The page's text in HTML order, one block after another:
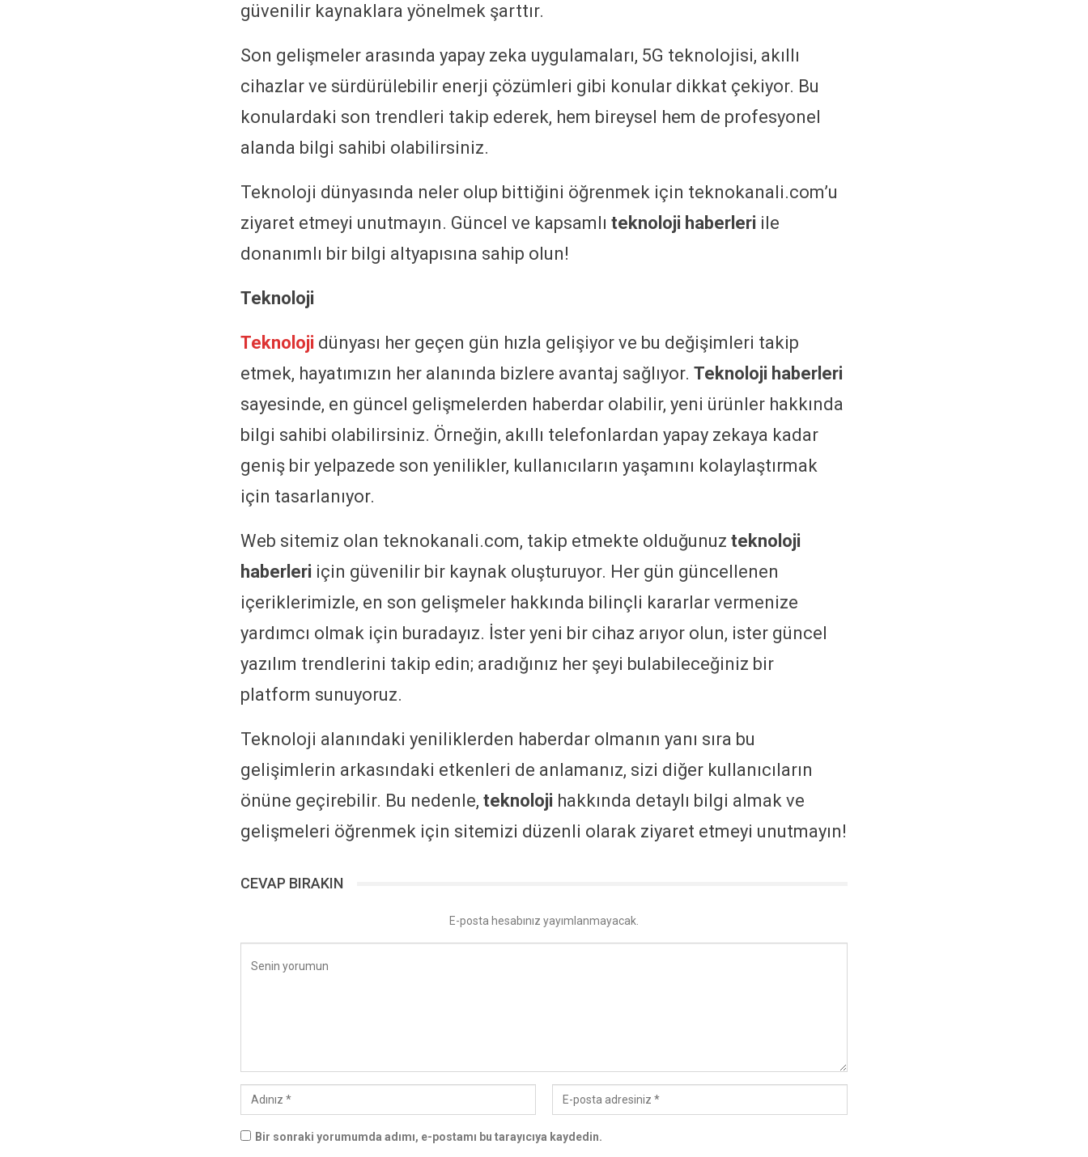
güvenilir kaynaklara yönelmek şarttır.
Son gelişmeler arasında yapay zeka uygulamaları, 5G teknolojisi, akıllı
cihazlar ve sürdürülebilir enerji çözümleri gibi konular dikkat çekiyor. Bu
konulardaki son trendleri takip ederek, hem bireysel hem de profesyonel
alanda bilgi sahibi olabilirsiniz.
Teknoloji dünyasında neler olup bittiğini öğrenmek için teknokanali.com’u
ziyaret etmeyi unutmayın. Güncel ve kapsamlı teknoloji haberleri ile
donanımlı bir bilgi altyapısına sahip olun!
Teknoloji
Teknoloji dünyası her geçen gün hızla gelişiyor ve bu değişimleri takip
etmek, hayatımızın her alanında bizlere avantaj sağlıyor. Teknoloji haberleri
sayesinde, en güncel gelişmelerden haberdar olabilir, yeni ürünler hakkında
bilgi sahibi olabilirsiniz. Örneğin, akıllı telefonlardan yapay zekaya kadar
geniş bir yelpazede son yenilikler, kullanıcıların yaşamını kolaylaştırmak
için tasarlanıyor.
Web sitemiz olan teknokanali.com, takip etmekte olduğunuz teknoloji
haberleri için güvenilir bir kaynak oluşturuyor. Her gün güncellenen
içeriklerimizle, en son gelişmeler hakkında bilinçli kararlar vermenize
yardımcı olmak için buradayız. İster yeni bir cihaz arıyor olun, ister güncel
yazılım trendlerini takip edin; aradığınız her şeyi bulabileceğiniz bir
platform sunuyoruz.
Teknoloji alanındaki yeniliklerden haberdar olmanın yanı sıra bu
gelişimlerin arkasındaki etkenleri de anlamanız, sizi diğer kullanıcıların
önüne geçirebilir. Bu nedenle, teknoloji hakkında detaylı bilgi almak ve
gelişmeleri öğrenmek için sitemizi düzenli olarak ziyaret etmeyi unutmayın!
CEVAP BIRAKIN
E-posta hesabınız yayımlanmayacak.
Bir sonraki yorumumda adımı, e-postamı bu tarayıcıya kaydedin.